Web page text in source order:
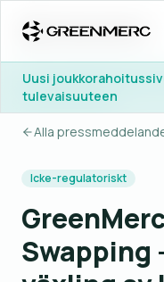
Uusi
tulevaisuuteen
Alla
Icke-regulatoriskt
Swapping
Uusi
tulevaisuuteen